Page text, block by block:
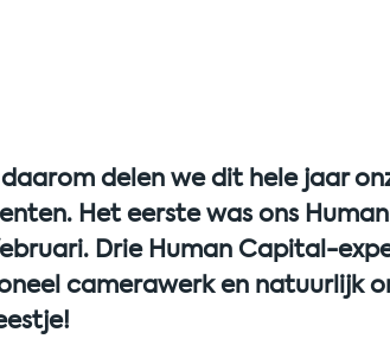
delen we dit hele jaar
Het eerste was ons Human
Drie Human Capital-
camerawerk en natuurlijk